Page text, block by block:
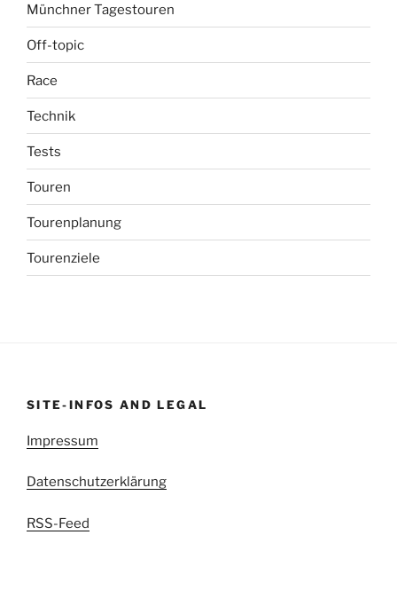
Münchner Tagestouren
Off-topic
Race
Technik
Tests
Touren
Tourenplanung
Tourenziele
SITE-INFOS AND LEGAL
Impressum
Datenschutzerklärung
RSS-Feed